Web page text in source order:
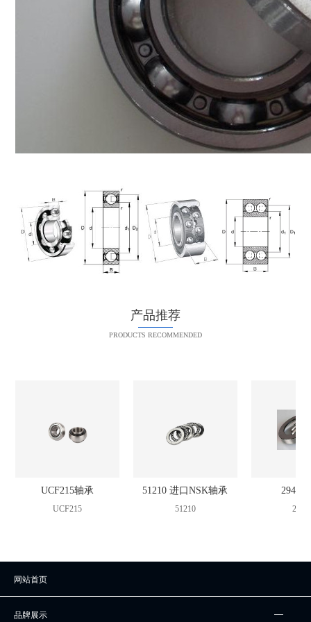
产品推荐
PRODUCTS RECOMMENDED
UCF215轴承
UCF215
51210 进口NSK轴承
51210
29420
网站首页
品牌展示